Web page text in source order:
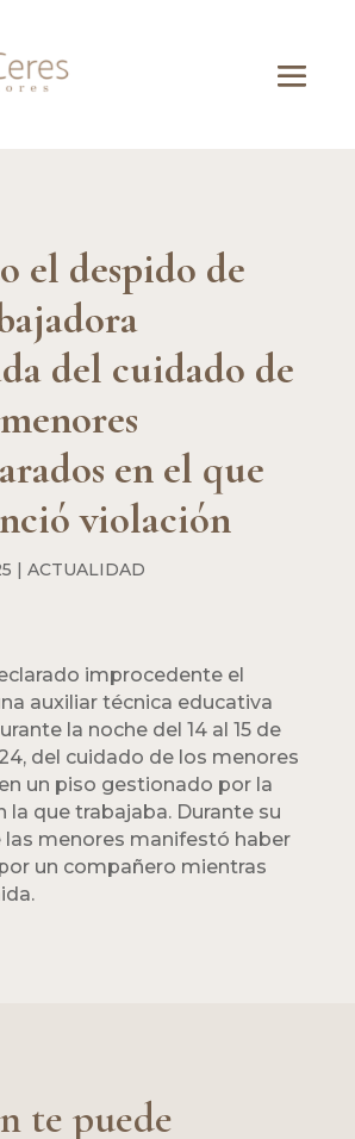
el despido de
del cuidado de
en el que
violación
| ACTUALIDAD
improcedente el
auxiliar técnica educativa
la noche del 14 al 15 de
del cuidado de los menores
un piso gestionado por la
la que trabajaba. Durante su
las menores manifestó haber
un compañero mientras
te puede